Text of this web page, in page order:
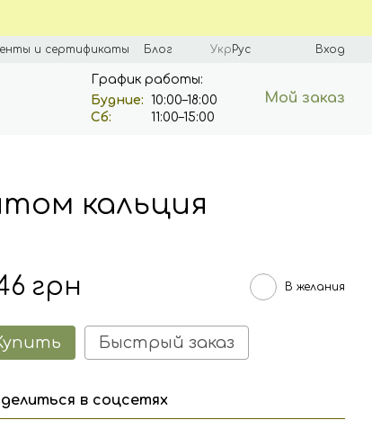
и сертификаты
Блог
УкрРус Вход
График работы:
Будние: 10:00–18:00
Сб:
11:00–15:00
Мой заказ
кальция
грн В желания
Быстрый заказ
в соцсетях